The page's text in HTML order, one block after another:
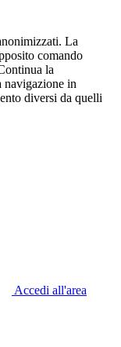
La
comando
la
navigazione in
diversi da quelli
Accedi all'area